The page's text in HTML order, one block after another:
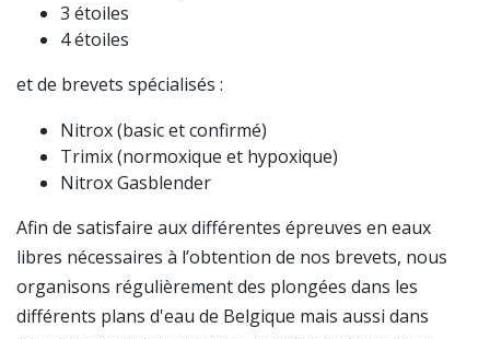
3 étoiles
4 étoiles
et de brevets spécialisés :
Nitrox (basic et confirmé)
Trimix (normoxique et hypoxique)
Nitrox Gasblender
Afin de satisfaire aux différentes épreuves en eaux
libres nécessaires à l’obtention de nos brevets, nous
organisons régulièrement des plongées dans les
différents plans d'eau de Belgique mais aussi dans